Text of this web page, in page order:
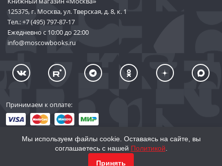
125375, г. Москва, ул. Тверская, д. 8, к. 1
Тел.:+7 (495) 797-87-17
Ежедневно с 10:00 до 22:00
info@moscowbooks.ru
Принимаем к оплате:
© 2002–2026 «Торговый Дом Книги «МОСКВА»
Мы используем файлы cookie. Оставаясь на сайте, вы
соглашаетесь с нашей Политикой
Принять